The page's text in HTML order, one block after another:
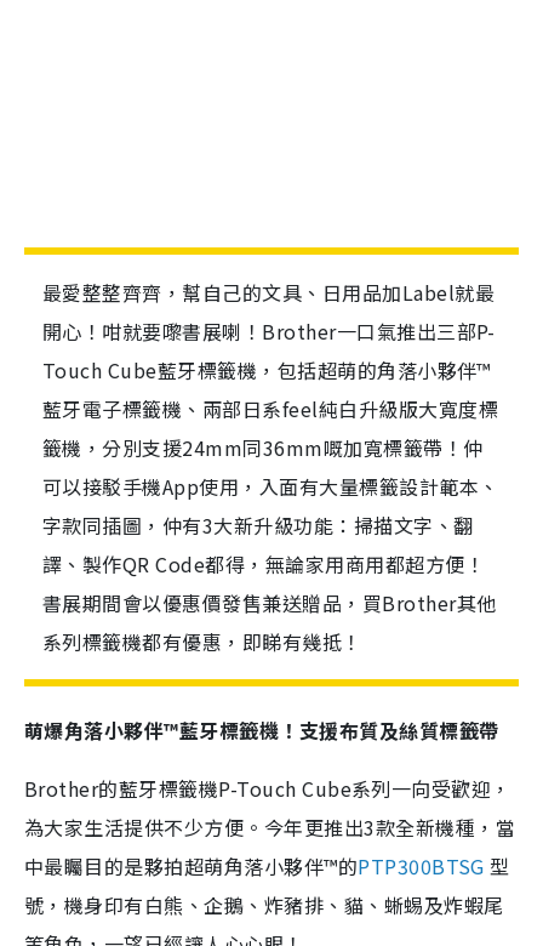
最愛整整齊齊，幫自己的文具、日用品加Label就最
開心！咁就要嚟書展喇！Brother一口氣推出三部P-
Touch Cube藍牙標籤機，包括超萌的角落小夥伴™
藍牙電子標籤機、兩部日系feel純白升級版大寬度標
籤機，分別支援24mm同36mm嘅加寬標籤帶！仲
可以接駁手機App使用，入面有大量標籤設計範本、
字款同插圖，仲有3大新升級功能：掃描文字、翻
譯、製作QR Code都得，無論家用商用都超方便！
書展期間會以優惠價發售兼送贈品，買Brother其他
系列標籤機都有優惠，即睇有幾抵！
萌爆角落小夥伴™藍牙標籤機！支援布質及絲質標籤帶
Brother的藍牙標籤機P-Touch Cube系列一向受歡迎，
為大家生活提供不少方便。今年更推出3款全新機種，當
中最矚目的是夥拍超萌角落小夥伴™的PTP300BTSG 型
號，機身印有白熊、企鵝、炸豬排、貓、蜥蜴及炸蝦尾